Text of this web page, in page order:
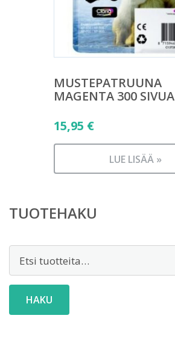
MUSTEPATRUUNA
MAGENTA 300 SIVUA
15,95 €
LUE LISÄÄ »
TUOTEHAKU
HAKU